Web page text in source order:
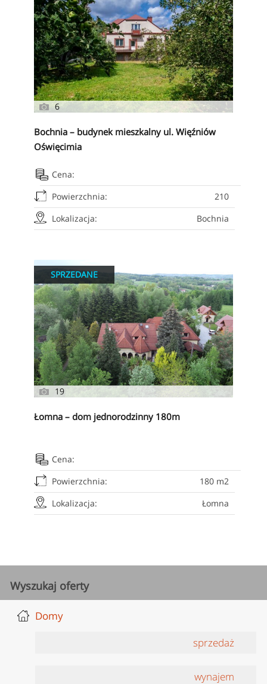
6
Bochnia – budynek mieszkalny ul. Więźniów
Oświęcimia
Cena:
Powierzchnia:
210
Lokalizacja:
Bochnia
SPRZEDANE
19
Łomna – dom jednorodzinny 180m
Cena:
Powierzchnia:
180 m2
Lokalizacja:
Łomna
Wyszukaj oferty
Domy
sprzedaż
wynajem